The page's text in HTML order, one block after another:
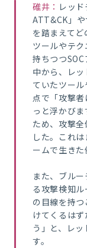
碓井： レッ
ATT&CK」
を踏まえて
ツールやテ
持ちつつ
中から、レ
ていたツー
点で「攻撃
っと浮かび
ため、攻撃
した。これ
ームで生きた
また、ブル
る攻撃検知
の目線を持
けてくるは
う」と、レ
す。